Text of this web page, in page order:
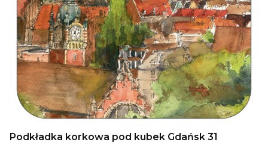
Podkładka korkowa pod kubek Gdańsk 31